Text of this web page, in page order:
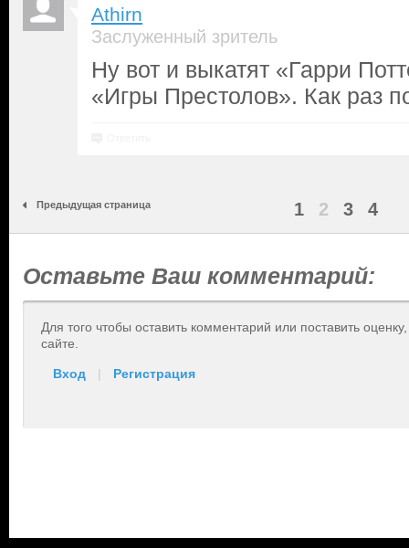
Athirn
Заслуженный зритель
Ну вот и выкатят «Гарри
«Игры Престолов». Как раз
Предыдущая страница 1 2 3 4
Оставьте Ваш комментарий:
Для того чтобы оставить комментарий или поставить
сайте.
Вход | Регистрация